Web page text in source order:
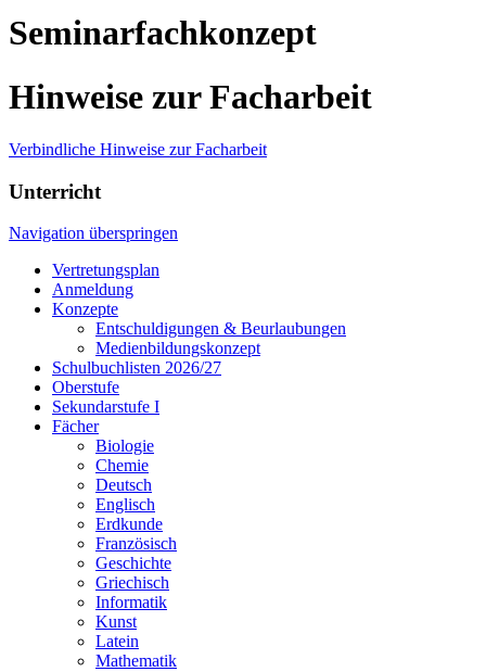
Seminarfachkonzept
Hinweise zur Facharbeit
Verbindliche Hinweise zur Facharbeit
Unterricht
Navigation überspringen
Vertretungsplan
Anmeldung
Konzepte
Entschuldigungen & Beurlaubungen
Medienbildungskonzept
Schulbuchlisten 2026/27
Oberstufe
Sekundarstufe I
Fächer
Biologie
Chemie
Deutsch
Englisch
Erdkunde
Französisch
Geschichte
Griechisch
Informatik
Kunst
Latein
Mathematik